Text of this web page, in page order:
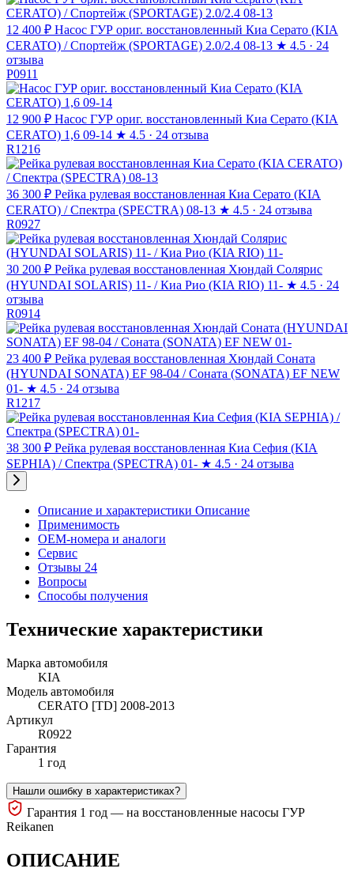
12 400 ₽ Насос ГУР ориг. восстановленный Киа Серато (KIA
CERATO) / Спортейж (SPORTAGE) 2.0/2.4 08-13 ★ 4.5 · 24
отзыва
P0911
12 900 ₽ Насос ГУР ориг. восстановленный Киа Серато (KIA
CERATO) 1,6 09-14 ★ 4.5 · 24 отзыва
R1216
36 300 ₽ Рейка рулевая восстановленная Киа Серато (KIA
CERATO) / Спектра (SPECTRA) 08-13 ★ 4.5 · 24 отзыва
R0927
30 200 ₽ Рейка рулевая восстановленная Хюндай Солярис
(HYUNDAI SOLARIS) 11- / Киа Рио (KIA RIO) 11- ★ 4.5 · 24
отзыва
R0914
23 400 ₽ Рейка рулевая восстановленная Хюндай Соната
(HYUNDAI SONATA) EF 98-04 / Соната (SONATA) EF NEW
01- ★ 4.5 · 24 отзыва
R1217
38 300 ₽ Рейка рулевая восстановленная Киа Сефия (KIA
SEPHIA) / Спектра (SPECTRA) 01- ★ 4.5 · 24 отзыва
Описание и характеристики Описание
Применимость
OEM-номера и аналоги
Сервис
Отзывы 24
Вопросы
Способы получения
Технические характеристики
Марка автомобиля
KIA
Модель автомобиля
CERATO [TD] 2008-2013
Артикул
R0922
Гарантия
1 год
Нашли ошибку в характеристиках?
Гарантия 1 год — на восстановленные насосы ГУР
Reikanen
ОПИСАНИЕ